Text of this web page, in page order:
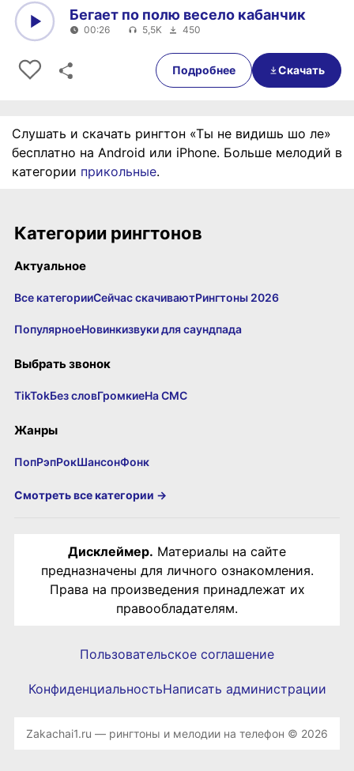
00:26
Бегает по полю весело кабанчик
00:26 5,5K 450
Подробнее Скачать
Слушать и скачать рингтон «Ты не видишь шо ле»
бесплатно на Android или iPhone. Больше мелодий в
категории прикольные.
Категории рингтонов
Актуальное
Все категорииСейчас скачиваютРингтоны 2026
ПопулярноеНовинкизвуки для саундпада
Выбрать звонок
TikTokБез словГромкиеНа СМС
Жанры
ПопРэпРокШансонФонк
Смотреть все категории →
Дисклеймер. Материалы на сайте
предназначены для личного ознакомления.
Права на произведения принадлежат их
правообладателям.
Пользовательское соглашение
КонфиденциальностьНаписать администрации
Zakachai1.ru — рингтоны и мелодии на телефон © 2026